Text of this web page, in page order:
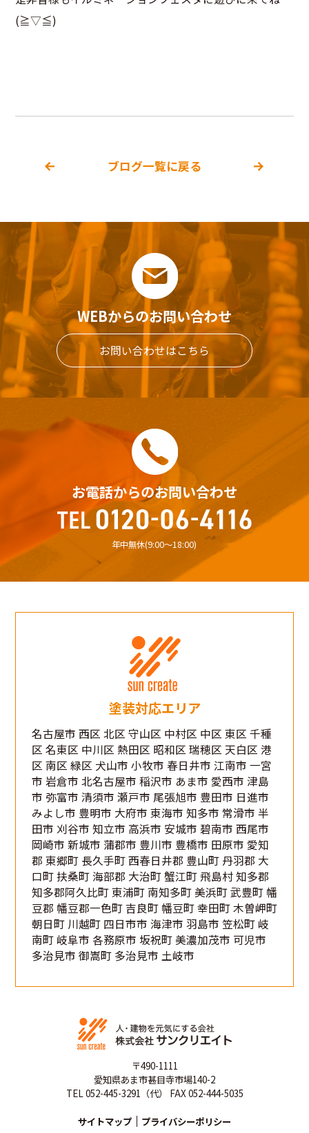
(≧▽≦)
ブログ一覧に戻る
WEBからのお問い合わせ
お問い合わせはこちら
お電話からのお問い合わせ
年中無休(9:00〜18:00)
塗装対応エリア
名古屋市 西区 北区 守山区 中村区 中区 東区 千種
区 名東区 中川区 熱田区 昭和区 瑞穂区 天白区 港
区 南区 緑区 犬山市 小牧市 春日井市 江南市 一宮
市 岩倉市 北名古屋市 稲沢市 あま市 愛西市 津島
市 弥富市 清須市 瀬戸市 尾張旭市 豊田市 日進市
みよし市 豊明市 大府市 東海市 知多市 常滑市 半
田市 刈谷市 知立市 高浜市 安城市 碧南市 西尾市
岡崎市 新城市 蒲郡市 豊川市 豊橋市 田原市 愛知
郡 東郷町 長久手町 西春日井郡 豊山町 丹羽郡 大
口町 扶桑町 海部郡 大治町 蟹江町 飛島村 知多郡
知多郡阿久比町 東浦町 南知多町 美浜町 武豊町 幡
豆郡 幡豆郡一色町 吉良町 幡豆町 幸田町 木曽岬町
朝日町 川越町 四日市市 海津市 羽島市 笠松町 岐
南町 岐阜市 各務原市 坂祝町 美濃加茂市 可児市
多治見市 御嵩町 多治見市 土岐市
〒490-1111
愛知県あま市甚目寺市場140-2
TEL 052-445-3291（代） FAX 052-444-5035
サイトマップ プライバシーポリシー